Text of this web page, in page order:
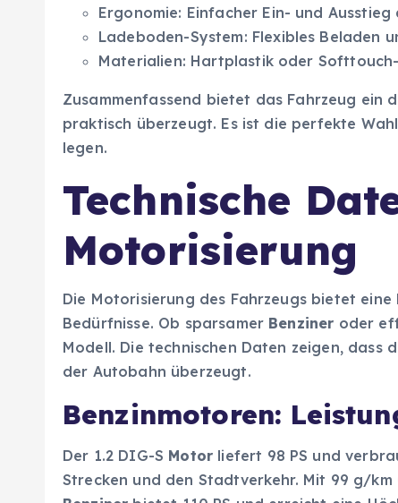
Ergonomie: Einfacher Ein- und Ausstieg
Ladeboden-System: Flexibles Beladen
Materialien: Hartplastik oder
Zusammenfassend bietet das Fahrzeug ein
praktisch überzeugt. Es ist die perfekte
legen.
Technische
Motorisierung
Die Motorisierung des Fahrzeugs bietet
Bedürfnisse. Ob sparsamer Benziner oder
Modell. Die technischen Daten zeigen, dass
der Autobahn überzeugt.
Benzinmotoren:
Der 1.2 DIG-S Motor liefert 98 PS und
Strecken und den Stadtverkehr. Mit 99 g/km